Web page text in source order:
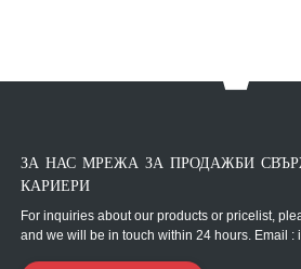
ЗА НАС МРЕЖА ЗА ПРОДАЖБИ
КАРИЕРИ
For inquiries about our products or pricelist,
and we will be in touch within 24 hours. Email :